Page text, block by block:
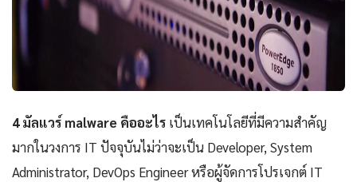
4 มัลแวร์ malware คืออะไร เป็นเทคโนโลยีที่มีความสำคัญ
มากในวงการ IT ปัจจุบันไม่ว่าจะเป็น Developer, System
Administrator, DevOps Engineer หรือผู้จัดการโปรเจกต์ IT